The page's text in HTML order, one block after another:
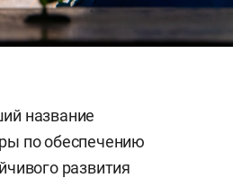
название
по обеспечению
развития